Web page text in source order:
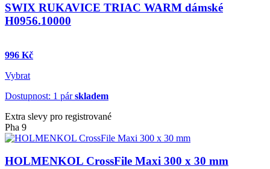
SWIX RUKAVICE TRIAC WARM dámské
H0956.10000
996 Kč
Vybrat
Dostupnost: 1 párskladem
Extra slevy pro registrované
Pha 9
HOLMENKOL CrossFile Maxi 300 x 30 mm